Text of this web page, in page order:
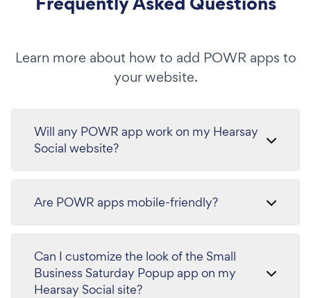
Learn more about how to add POWR apps to
your website.
Will any POWR app work on my Hearsay
Social website?
Are POWR apps mobile-friendly?
Can I customize the look of the Small
Business Saturday Popup app on my
Hearsay Social site?